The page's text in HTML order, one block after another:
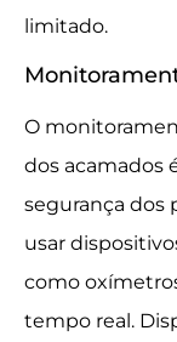
limitado.
O
dos acamados
segurança dos
usar
como
tempo real.